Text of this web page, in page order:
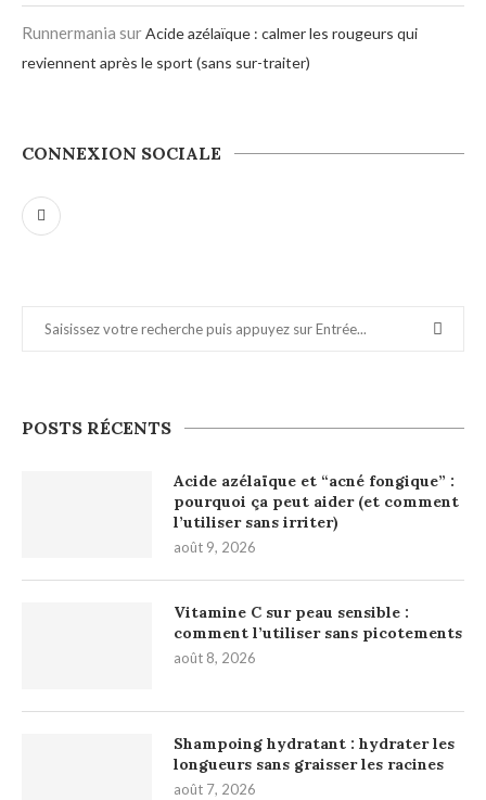
Runnermania surAcide azélaïque : calmer les rougeurs qui
reviennent après le sport (sans sur-traiter)
CONNEXION SOCIALE
POSTS RÉCENTS
Acide azélaïque et “acné fongique” :
pourquoi ça peut aider (et comment
l’utiliser sans irriter)
août 9, 2026
Vitamine C sur peau sensible :
comment l’utiliser sans picotements
août 8, 2026
Shampoing hydratant : hydrater les
longueurs sans graisser les racines
août 7, 2026